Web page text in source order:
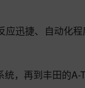
应迅捷、自动化
统，再到丰田的